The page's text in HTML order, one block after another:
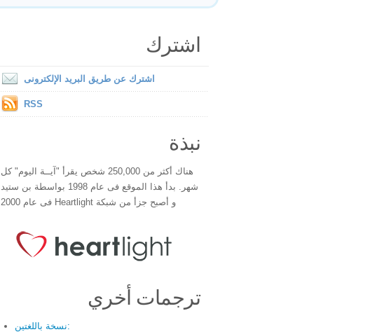
اشترك
اشترك عن طريق البريد الإلكترونى
RSS
نبذة
هناك أكثر من 250,000 شخص يقرأ "آيــة اليوم" كل
شهر. بدأ هذا الموقع فى عام 1998 بواسطة بن ستيد
و أصبح جزأ من شبكة Heartlight فى عام 2000
ترجمات أخري
نسخة باللغتين: